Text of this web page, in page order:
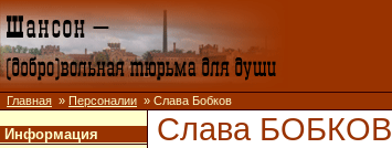
Главная » Персоналии » Слава Бобков
Информация Слава БОБКОВ